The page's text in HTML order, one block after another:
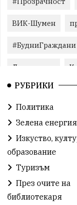
ВИК-Шумен
#БудниГраждани
Литература
Справедливост
Събития
Безводие
#СилаНаНарода
#България
РУБРИКИ
Политика
Зелена енергия
Изкуство,
образование
Туризъм
През очите на
библиотекаря